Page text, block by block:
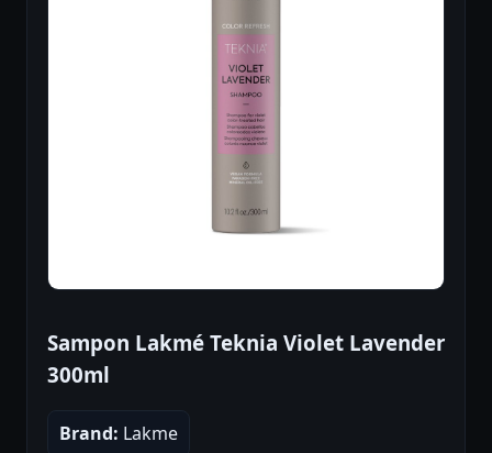
Sampon Lakmé Teknia Violet Lavender
300ml
Brand: Lakme